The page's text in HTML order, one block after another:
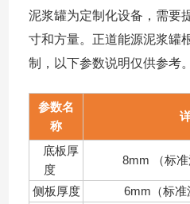
泥浆罐为定制化设备，需要
寸和方量。正道能源泥浆罐
制，以下参数说明仅供参考。
参数名
称
底板厚
度
8mm （标准
侧板厚度 6mm（标准